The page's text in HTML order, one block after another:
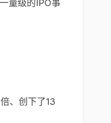
量级的IPO事
、创下了13